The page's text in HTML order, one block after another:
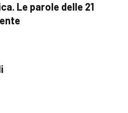
Le parole delle 21